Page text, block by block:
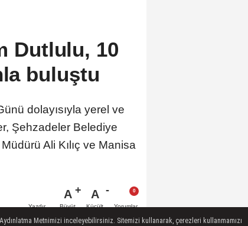
Dutlulu, 10
buluştu
dolayısıyla yerel ve
Şehzadeler Belediye
Ali Kılıç ve Manisa
Yazdır
A
Büyüt
A
Küçült Yorumlar
Metnimizi inceleyebilirsiniz. Sitemizi kullanarak, çerezleri kullanmamızı